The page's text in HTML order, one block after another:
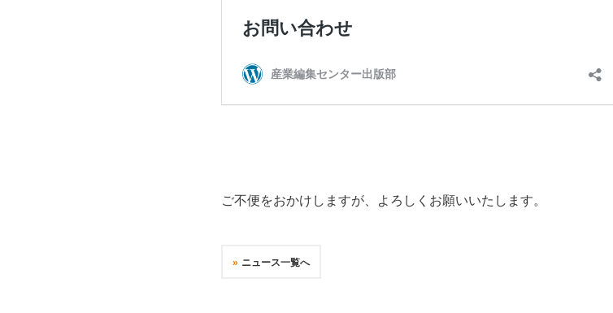
ご不便をおかけしますが、よろしくお願いいたします。
ニュース一覧へ